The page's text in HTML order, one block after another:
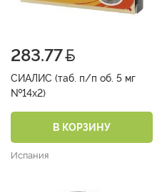
283.77
СИАЛИС (таб. п/п об. 5 мг
№14х2)
В КОРЗИНУ
Испания